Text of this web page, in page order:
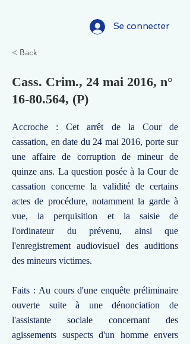
Se connecter
< Back
Cass. Crim., 24 mai 2016, n°
16-80.564, (P)
Accroche : Cet arrêt de la Cour de
cassation, en date du 24 mai 2016, porte sur
une affaire de corruption de mineur de
quinze ans. La question posée à la Cour de
cassation concerne la validité de certains
actes de procédure, notamment la garde à
vue, la perquisition et la saisie de
l'ordinateur du prévenu, ainsi que
l'enregistrement audiovisuel des auditions
des mineurs victimes.
Faits : Au cours d'une enquête préliminaire
ouverte suite à une dénonciation de
l'assistante sociale concernant des
agissements suspects d'un homme envers